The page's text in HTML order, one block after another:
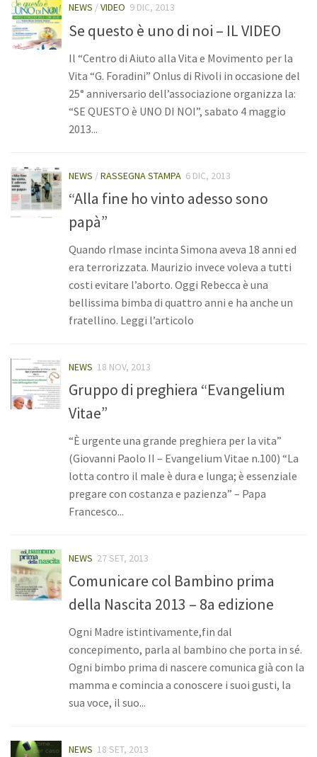
Contatti
Servizi
Registrati
NEWS /VIDEO 9 DIC, 2013
Se questo è uno di noi – IL VIDEO
Il “Centro di Aiuto alla Vita e Movimento per la
Vita “G. Foradini” Onlus di Rivoli in occasione del
25° anniversario dell’associazione organizza la:
“SE QUESTO è UNO DI NOI”, sabato 4 maggio
2013...
NEWS /RASSEGNA STAMPA 6 DIC, 2013
“Alla fine ho vinto adesso sono
papà”
Quando rlmase incinta Simona aveva 18 anni ed
era terrorizzata. Maurizio invece voleva a tutti
costi evitare l’aborto. Oggi Rebecca è una
bellissima bimba di quattro anni e ha anche un
fratellino. Leggi l’articolo
NEWS 18 NOV, 2013
Gruppo di preghiera “Evangelium
Vitae”
“È urgente una grande preghiera per la vita”
(Giovanni Paolo II – Evangelium Vitae n.100) “La
lotta contro il male è dura e lunga; è essenziale
pregare con costanza e pazienza” – Papa
Francesco...
NEWS 27 SET, 2013
Comunicare col Bambino prima
della Nascita 2013 – 8a edizione
Ogni Madre istintivamente,fin dal
concepimento, parla al bambino che porta in sé.
Ogni bimbo prima di nascere comunica già con la
mamma e comincia a conoscere i suoi gusti, la
sua voce, il suo...
NEWS 18 SET, 2013